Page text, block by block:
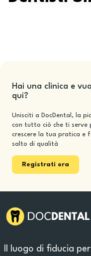
Hai una clinica e
qui?
Unisciti a DocDental, la
con tutto ciò che ti serve
crescere la tua pratica e
salto di qualità
Registrati ora
Il luogo di fiducia